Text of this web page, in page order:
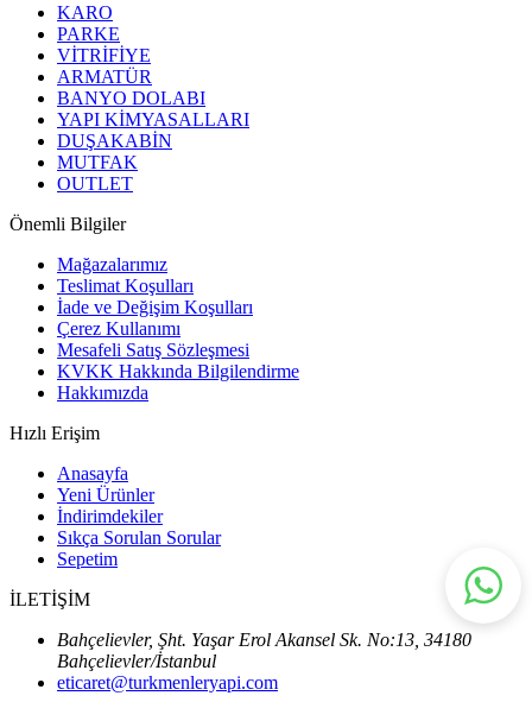
KARO
PARKE
VİTRİFİYE
ARMATÜR
BANYO DOLABI
YAPI KİMYASALLARI
DUŞAKABİN
MUTFAK
OUTLET
Önemli Bilgiler
Mağazalarımız
Teslimat Koşulları
İade ve Değişim Koşulları
Çerez Kullanımı
Mesafeli Satış Sözleşmesi
KVKK Hakkında Bilgilendirme
Hakkımızda
Hızlı Erişim
Anasayfa
Yeni Ürünler
İndirimdekiler
Sıkça Sorulan Sorular
Sepetim
İLETİŞİM
Bahçelievler, Şht. Yaşar Erol Akansel Sk. No:13, 34180
Bahçelievler/İstanbul
eticaret@turkmenleryapi.com